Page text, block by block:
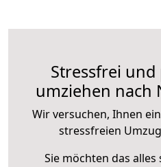
Stressfrei
umziehen nach
Wir versuchen, Ihnen
stressfreien
Sie möchten das alles